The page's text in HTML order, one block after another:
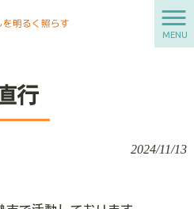
MENU
行
2024/11/13